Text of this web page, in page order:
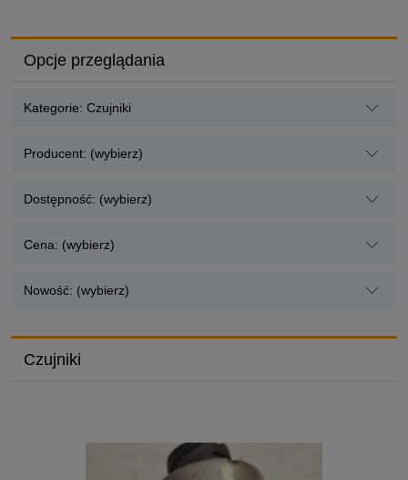
Opcje przeglądania
Kategorie: Czujniki
Producent: (wybierz)
Dostępność: (wybierz)
Cena: (wybierz)
Nowość: (wybierz)
Czujniki